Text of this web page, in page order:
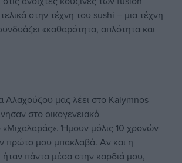
στην τέχνη του sushi – μια τέχνη
«καθαρότητα, απλότητα και
Αλαχούζου μας λέει στο Kalymnos
στο οικογενειακό
«Μιχαλαράς». Ήμουν μόλις 10 χρονών
πρώτο μου μπακλαβά. Αν και η
ήταν πάντα μέσα στην καρδιά μου,